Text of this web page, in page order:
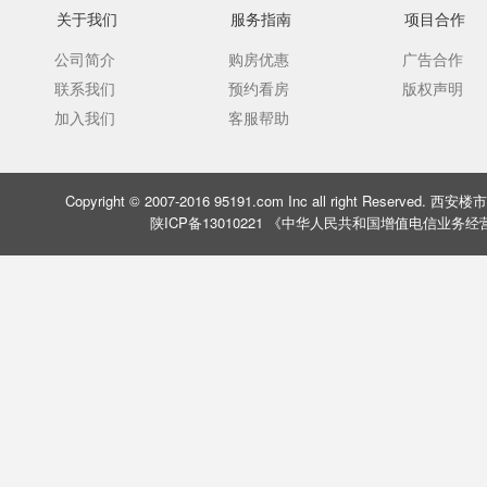
关于我们
公司简介
联系我们
加入我们
服务指南
购房优惠
预约看房
客服帮助
项目合作
广告合作
版权声明
Copyright © 2007-2016 95191.com Inc all right Reserved. 西安楼
陕ICP备13010221 《中华人民共和国增值电信业务经